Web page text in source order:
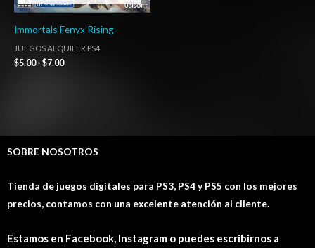
Immortals Fenyx Rising-
JUEGOS ALQUILER PS4
$5.00 - $7.00
SOBRE NOSOTROS
Tienda de juegos digitales para PS3, PS4 y PS5 con los mejores
precios, contamos con una excelente atención al cliente.
Estamos en Facebook, Instagram o puedes escribirnos a